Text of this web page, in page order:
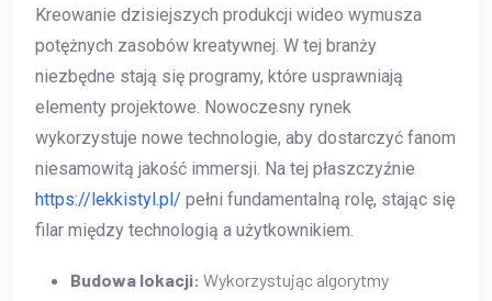
Kreowanie dzisiejszych produkcji wideo wymusza
potężnych zasobów kreatywnej. W tej branży
niezbędne stają się programy, które usprawniają
elementy projektowe. Nowoczesny rynek
wykorzystuje nowe technologie, aby dostarczyć fanom
niesamowitą jakość immersji. Na tej płaszczyźnie
https://lekkistyl.pl/ pełni fundamentalną rolę, stając się
filar między technologią a użytkownikiem.
Budowa lokacji: Wykorzystując algorytmy